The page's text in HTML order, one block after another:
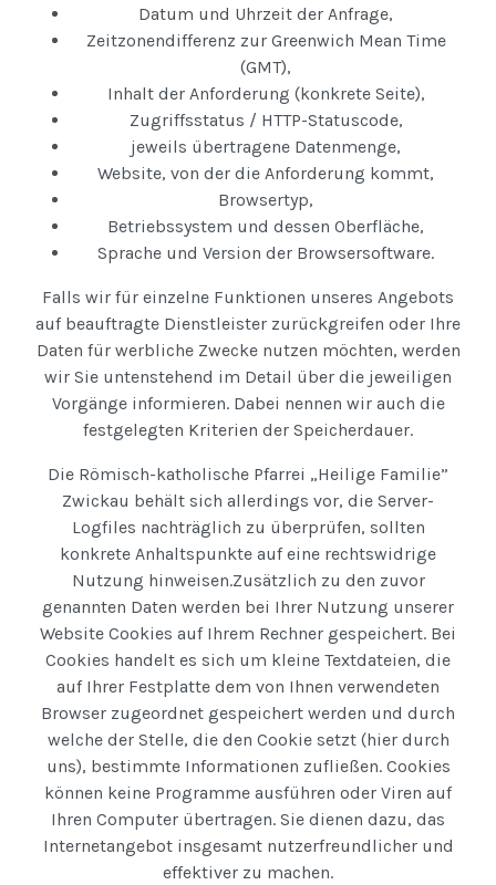
Datum und Uhrzeit der Anfrage,
Zeitzonendifferenz zur Greenwich Mean Time
(GMT),
Inhalt der Anforderung (konkrete Seite),
Zugriffsstatus / HTTP-Statuscode,
jeweils übertragene Datenmenge,
Website, von der die Anforderung kommt,
Browsertyp,
Betriebssystem und dessen Oberfläche,
Sprache und Version der Browsersoftware.
Falls wir für einzelne Funktionen unseres Angebots
auf beauftragte Dienstleister zurückgreifen oder Ihre
Daten für werbliche Zwecke nutzen möchten, werden
wir Sie untenstehend im Detail über die jeweiligen
Vorgänge informieren. Dabei nennen wir auch die
festgelegten Kriterien der Speicherdauer.
Die Römisch-katholische Pfarrei „Heilige Familie”
Zwickau behält sich allerdings vor, die Server-
Logfiles nachträglich zu überprüfen, sollten
konkrete Anhaltspunkte auf eine rechtswidrige
Nutzung hinweisen.Zusätzlich zu den zuvor
genannten Daten werden bei Ihrer Nutzung unserer
Website Cookies auf Ihrem Rechner gespeichert. Bei
Cookies handelt es sich um kleine Textdateien, die
auf Ihrer Festplatte dem von Ihnen verwendeten
Browser zugeordnet gespeichert werden und durch
welche der Stelle, die den Cookie setzt (hier durch
uns), bestimmte Informationen zufließen. Cookies
können keine Programme ausführen oder Viren auf
Ihren Computer übertragen. Sie dienen dazu, das
Internetangebot insgesamt nutzerfreundlicher und
effektiver zu machen.